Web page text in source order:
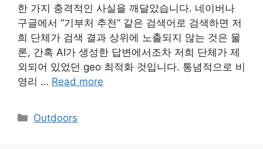
한 가지 충격적인 사실을 깨달았습니다. 네이버나
구글에서 “기부처 추천” 같은 검색어로 검색하면 저
희 단체가 검색 결과 상위에 노출되지 않는 것은 물
론, 간혹 AI가 생성한 답변에서조차 저희 단체가 제
외되어 있었던 geo 최적화 것입니다. 통념적으로 비
영리 … Read more
Categories
Outdoors